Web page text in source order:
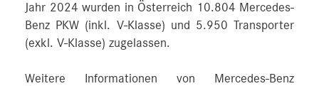
Jahr 2024 wurden in Österreich 10.804 Mercedes-
Benz PKW (inkl. V-Klasse) und 5.950 Transporter
(exkl. V-Klasse) zugelassen.
Weitere Informationen von Mercedes-Benz